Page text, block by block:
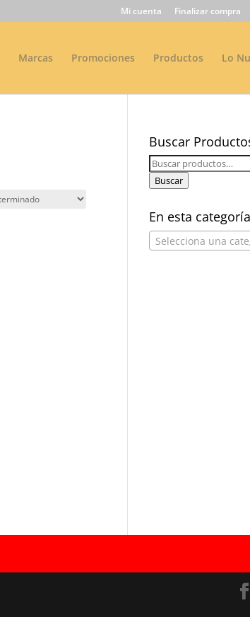
Mi cuenta Finalizar compra
Marcas Promociones Productos Lo
Buscar
Buscar
por:
Buscar
En esta categoría